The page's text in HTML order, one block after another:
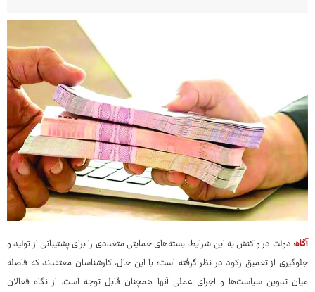
آگاه: دولت در واکنش به این شرایط، بسته‌های حمایتی متعددی را برای پشتیبانی از تولید و
جلوگیری از تعمیق رکود در نظر گرفته است؛ با این حال، کارشناسان معتقدند که فاصله
میان تدوین سیاست‌ها و اجرای عملی آنها همچنان قابل توجه است. از نگاه فعالان